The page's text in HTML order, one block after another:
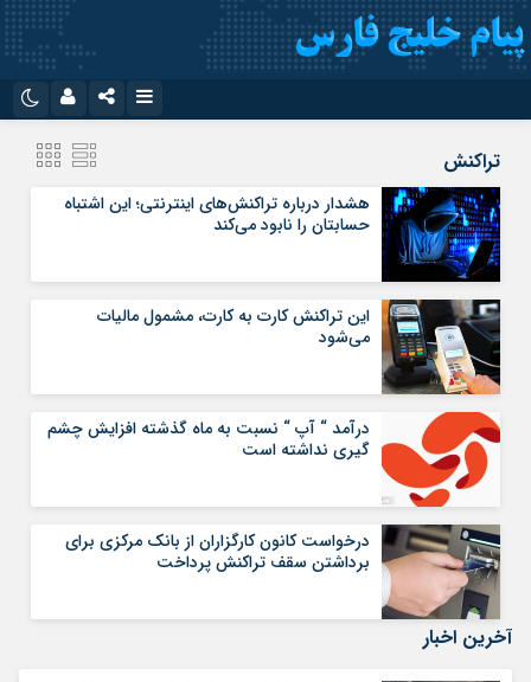
سروش
ایتا
آپارات
رمز عبور
مرا به خاطر بسپار
تراکنش
هشدار درباره تراکنش‌های اینترنتی؛ این اشتباه
حسابتان را نابود می‌کند
این تراکنش کارت به کارت، مشمول مالیات
می‌شود
درآمد “ آپ “ نسبت به ماه گذشته افزایش چشم
گیری نداشته است
درخواست کانون کارگزاران از بانک مرکزی برای
برداشتن سقف تراکنش پرداخت
آخرین اخبار